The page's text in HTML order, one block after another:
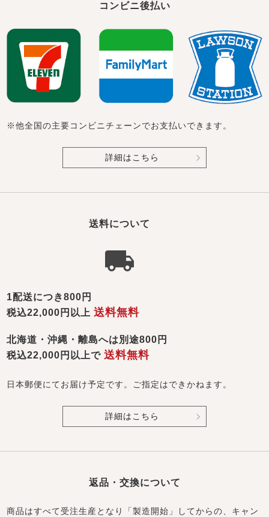
コンビニ後払い
※他全国の主要コンビニチェーンでお支払いできます。
詳細はこちら
送料について
1配送につき800円
税込22,000円以上送料無料
北海道・沖縄・離島へは別途800円
税込22,000円以上で送料無料
日本郵便にてお届け予定です。ご指定はできかねます。
詳細はこちら
返品・交換について
商品はすべて受注生産となり「製造開始」してからの、キャン